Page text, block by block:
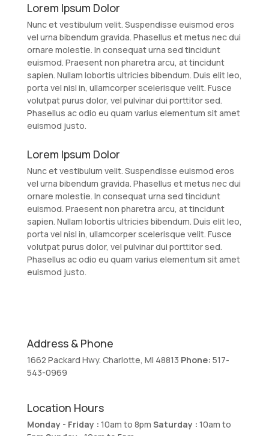
Lorem Ipsum Dolor
Nunc et vestibulum velit. Suspendisse euismod eros
vel urna bibendum gravida. Phasellus et metus nec dui
ornare molestie. In consequat urna sed tincidunt
euismod. Praesent non pharetra arcu, at tincidunt
sapien. Nullam lobortis ultricies bibendum. Duis elit leo,
porta vel nisl in, ullamcorper scelerisque velit. Fusce
volutpat purus dolor, vel pulvinar dui porttitor sed.
Phasellus ac odio eu quam varius elementum sit amet
euismod justo.
Lorem Ipsum Dolor
Nunc et vestibulum velit. Suspendisse euismod eros
vel urna bibendum gravida. Phasellus et metus nec dui
ornare molestie. In consequat urna sed tincidunt
euismod. Praesent non pharetra arcu, at tincidunt
sapien. Nullam lobortis ultricies bibendum. Duis elit leo,
porta vel nisl in, ullamcorper scelerisque velit. Fusce
volutpat purus dolor, vel pulvinar dui porttitor sed.
Phasellus ac odio eu quam varius elementum sit amet
euismod justo.
Address & Phone
1662 Packard Hwy. Charlotte, MI 48813 Phone: 517-
543-0969
Location Hours
Monday - Friday : 10am to 8pm Saturday : 10am to